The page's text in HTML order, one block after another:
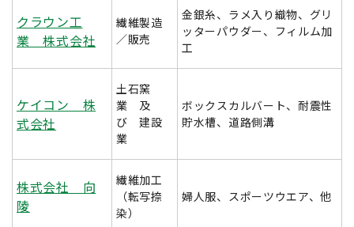
クラウン工
業 株式会社
繊維製造
／販売
金銀糸、ラメ入り織物、グリ
ッターパウダー、フィルム加
工
ケイコン 株
式会社
土石窯
業 及
び 建設
業
ボックスカルバート、耐震性
貯水槽、道路側溝
株式会社 向
陵
繊維加工
（転写捺
染）
婦人服、スポーツウエア、他